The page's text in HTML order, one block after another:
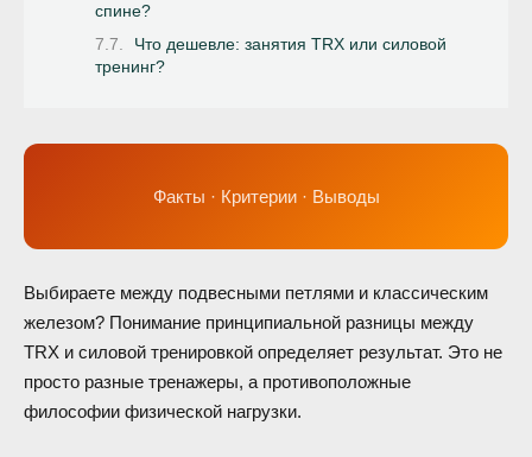
спине?
Что дешевле: занятия TRX или силовой
тренинг?
Факты · Критерии · Выводы
Выбираете между подвесными петлями и классическим
железом? Понимание принципиальной разницы между
TRX и силовой тренировкой определяет результат. Это не
просто разные тренажеры, а противоположные
философии физической нагрузки.